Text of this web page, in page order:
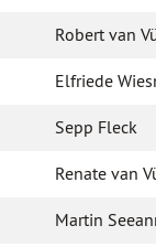
Robert van
Elfriede
Sepp Fleck
Renate van
Martin